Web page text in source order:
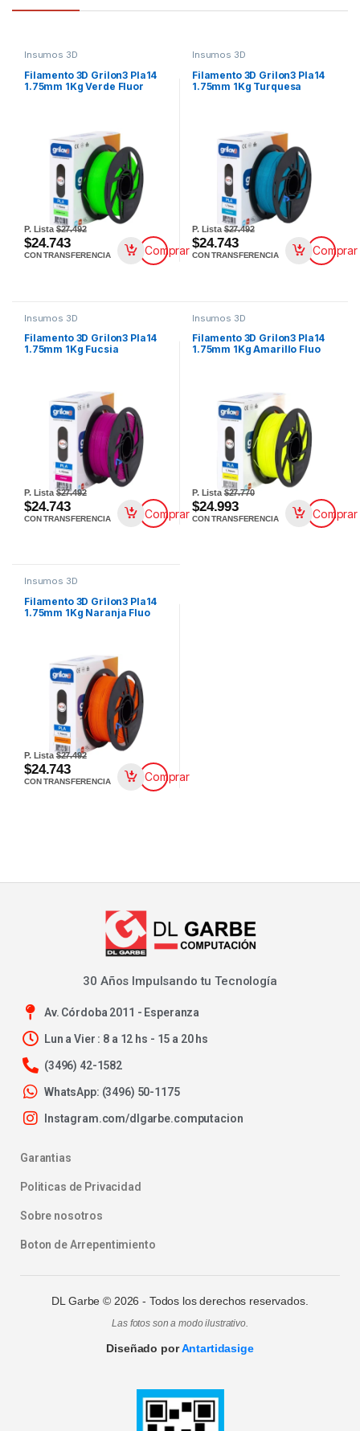
Insumos 3D
Filamento 3D Grilon3 Pla14
1.75mm 1Kg Verde Fluor
P. Lista$27.492
$24.743
CON TRANSFERENCIA Comprar
Insumos 3D
Filamento 3D Grilon3 Pla14
1.75mm 1Kg Turquesa
P. Lista$27.492
$24.743
CON TRANSFERENCIA Comprar
Insumos 3D
Filamento 3D Grilon3 Pla14
1.75mm 1Kg Fucsia
P. Lista$27.492
$24.743
CON TRANSFERENCIA Comprar
Insumos 3D
Filamento 3D Grilon3 Pla14
1.75mm 1Kg Amarillo Fluo
P. Lista$27.770
$24.993
CON TRANSFERENCIA Comprar
Insumos 3D
Filamento 3D Grilon3 Pla14
1.75mm 1Kg Naranja Fluo
P. Lista$27.492
$24.743
CON TRANSFERENCIA Comprar
30 Años Impulsando tu Tecnología
Av. Córdoba 2011 - Esperanza
Lun a Vier : 8 a 12 hs - 15 a 20 hs
(3496) 42-1582
WhatsApp: (3496) 50-1175
Instagram.com/dlgarbe.computacion
Garantias
Politicas de Privacidad
Sobre nosotros
Boton de Arrepentimiento
DL Garbe © 2026 - Todos los derechos reservados.
Las fotos son a modo ilustrativo.
Diseñado porAntartidasige